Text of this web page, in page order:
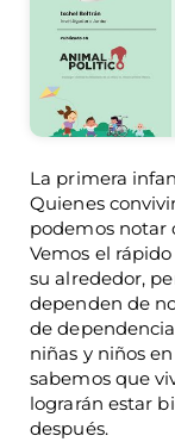
La primera
Quienes
podemos notar
Vemos el
su alrededor,
dependen de
de
niñas y niños
sabemos que
lograrán estar
después.